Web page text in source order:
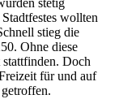
stetig
wollten
stieg die
Ohne diese
stattfinden. Doch
für und auf